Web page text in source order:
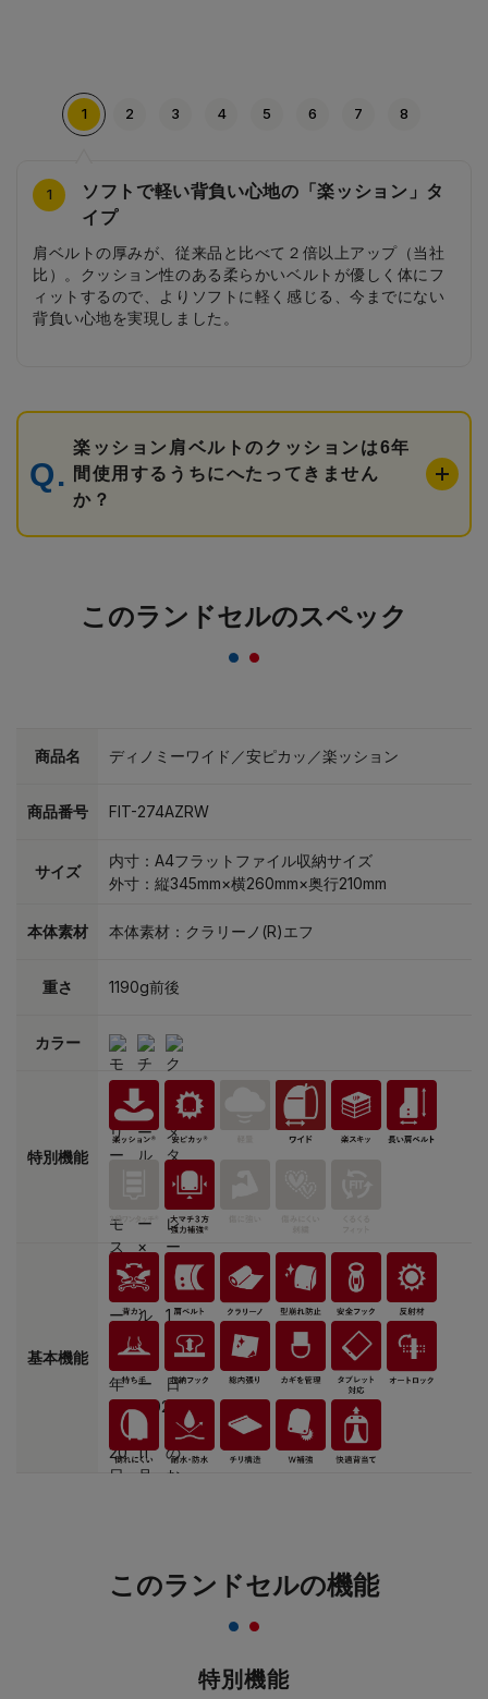
1
ソフトで軽い背負い心地の「楽ッション」タ
イプ
肩ベルトの厚みが、従来品と比べて２倍以上アップ（当社
比）。クッション性のある柔らかいベルトが優しく体にフ
ィットするので、よりソフトに軽く感じる、今までにない
背負い心地を実現しました。
2 ステゴサウルスをイメージした反射デザイン
グラデーションがかっこよく光ります。
3 恐竜イメージの立体的なカブセ
セデザイン。
4 かっこいい恐竜の足跡が掘られた鋲
トになっています。
5 恐竜が散りばめられた内装
たびワクワクするデザインになっています。
6 表と裏で異なる恐竜のチャーム
ザインが異なる引き手。
7
ティラノサウルスとプテラノドンの反射デザ
イン
前ポケットにはティラノサウルスとプテラノドンが描かれ
たワンポイントの反射デザイン。
8
お名前カードは好みに合わせて選べる両面仕
様
選べる2パターンの恐竜デザインのお名前カードが付属。別
売のおなまえキラカードも対応で、さらにかっこよくなり
ます。
1 2 3 4 5 6 7 8
楽ッション肩ベルトのクッションは6年
間使用するうちにへたってきません
か？
このランドセルのスペック
商品名 ディノミーワイド／安ピカッ／楽ッション
商品番号 FIT-274AZRW
サイズ
内寸：A4フラットファイル収納サイズ
外寸：縦345mm×横260mm×奥行210mm
本体素材 本体素材：クラリーノ(R)エフ
重さ 1190g前後
カラー
特別機能
基本機能
このランドセルの機能
特別機能